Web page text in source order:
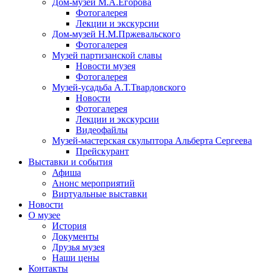
Дом-музей М.А.Егорова
Фотогалерея
Лекции и экскурсии
Дом-музей Н.М.Пржевальского
Фотогалерея
Музей партизанской славы
Новости музея
Фотогалерея
Музей-усадьба А.Т.Твардовского
Новости
Фотогалерея
Лекции и экскурсии
Видеофайлы
Музей-мастерская скульптора Альберта Сергеева
Прейскурант
Выставки и события
Афиша
Анонс мероприятий
Виртуальные выставки
Новости
О музее
История
Документы
Друзья музея
Наши цены
Контакты